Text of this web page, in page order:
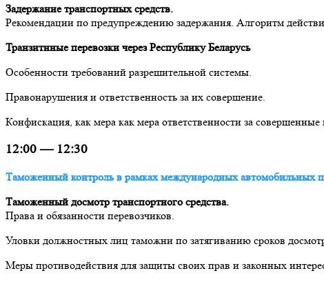
Задержание транспортных средств.
Рекомендации по предупреждению задержания. Алгоритм
Транзитнные перевозки через Республику Беларусь
Особенности требований разрешительной системы.
Правонарушения и ответственность за их совершение.
Конфискация, как мера как мера ответственности за
12:00 — 12:30
Таможенный контроль в рамках международных автомобильных
Таможенный досмотр транспортного средства.
Права и обязанности перевозчиков.
Уловки должностных лиц таможни по затягиванию сроков
Меры противодействия для защиты своих прав и законных